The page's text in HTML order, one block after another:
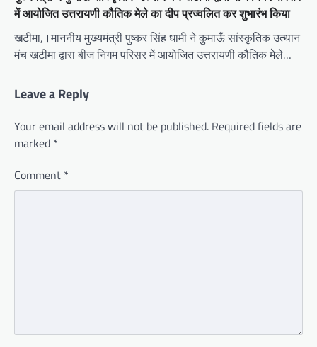
में आयोजित उत्तरायणी कौतिक मेले का दीप प्रज्वलित कर शुभारंभ किया
खटीमा,।माननीय मुख्यमंत्री पुष्कर सिंह धामी ने कुमाऊँ सांस्कृतिक उत्थान
मंच खटीमा द्वारा बीज निगम परिसर में आयोजित उत्तरायणी कौतिक मेले…
Leave a Reply
Your email address will not be published. Required fields are
marked *
Comment *